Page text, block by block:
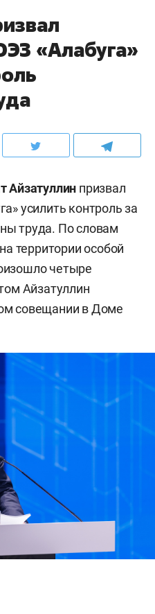
«Алабуга»
Айзатуллин призвал
усилить контроль за
труда. По словам
территории особой
четыре
Айзатуллин
совещании в Доме